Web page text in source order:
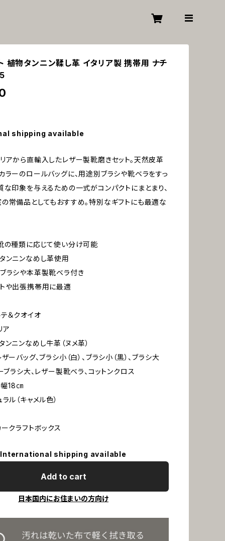
植物タンニン鞣し革 イタリア製 携帯用 ナチ
shipping available
アから直輸入したレザー製靴磨きセット。天然皮革
ラーのロールバッグに、用途別ブラシや靴ベラをすっ
な印象を与えるための一式がコンパクトにまとまり、
常備品としてもおすすめ。特別なギフトにも最適な
の種類に応じて使い分け可能
ンニンなめし革使用
ラシや本革製靴ベラ付き
や出張携帯用に最適
テ＆クオイオ
ア
ンニンなめし牛革（ヌメ革）
ーバッグ、ブラシ小（白）、ブラシ小（黒）、ブラシ大
ブラシ大、レザー製靴ベラ、コットンクロス
18㎝
ル（キャメル色）
ークラフトボックス
International shipping available
Add to cart
日本国内にお住まいの方向け